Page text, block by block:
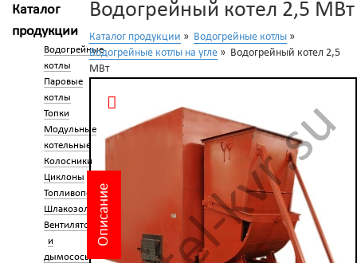
Каталог
продукции
Водогрейные
котлы
Паровые
котлы
Топки
Модульные
котельные
Колосники
Циклоны
Топливоподача
Шлакозолоудаление
Вентиляторы
и
дымососы
Водогрейный котел 2,5 МВт
Каталог продукции » Водогрейные котлы »
Водогрейные котлы на угле » Водогрейный котел 2,5
МВт
Описание